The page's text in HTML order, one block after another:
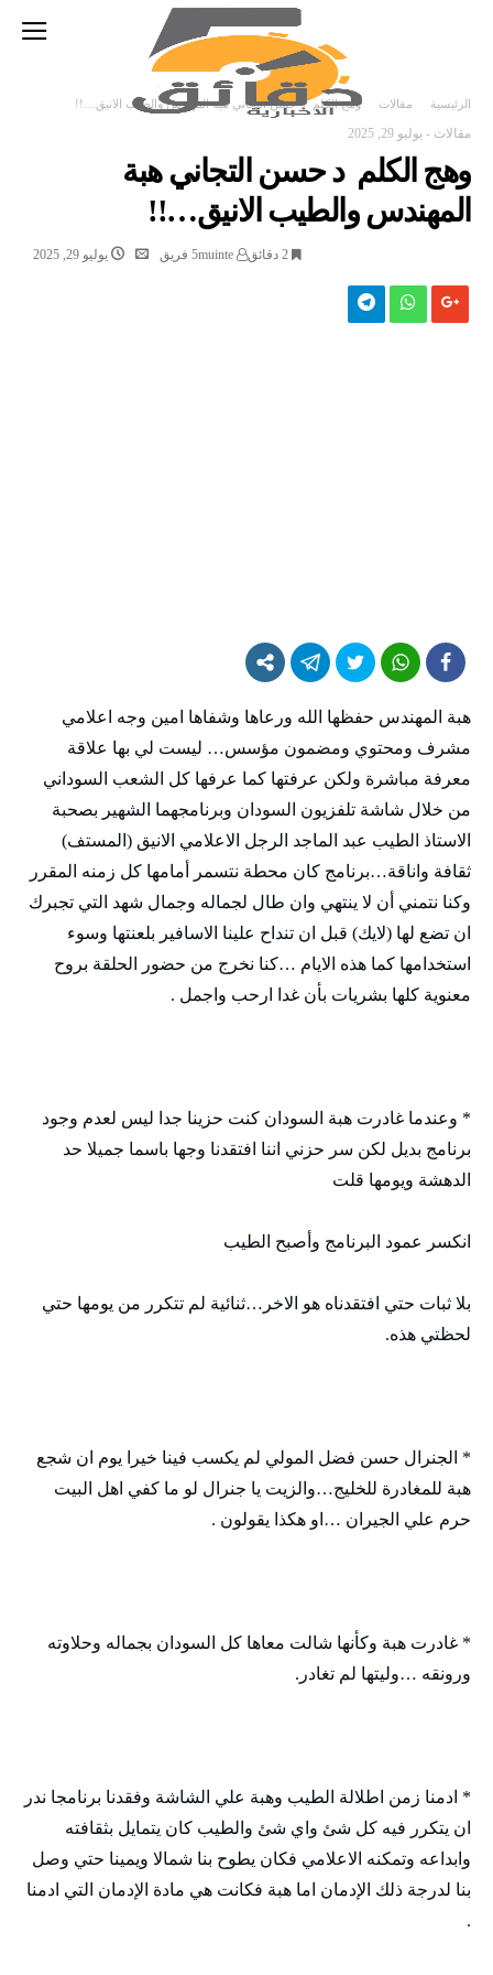
‫الرئيسية‬ مقالات وهج الكلم د حسن التجاني هبة المهندس والطيب الانيق…!!
مقالات - يوليو 29, 2025
وهج الكلم د حسن التجاني هبة
المهندس والطيب الانيق…!!
يوليو 29, 2025 2 ‫دقائق‬
هبة المهندس حفظها الله ورعاها وشفاها امين وجه اعلامي
مشرف ومحتوي ومضمون مؤسس… ليست لي بها علاقة
معرفة مباشرة ولكن عرفتها كما عرفها كل الشعب السوداني
من خلال شاشة تلفزيون السودان وبرنامجهما الشهير بصحبة
الاستاذ الطيب عبد الماجد الرجل الاعلامي الانيق (المستف)
ثقافة واناقة…برنامج كان محطة نتسمر أمامها كل زمنه المقرر
وكنا نتمني أن لا ينتهي وان طال لجماله وجمال شهد التي تجبرك
ان تضع لها (لايك) قبل ان تنداح علينا الاسافير بلعنتها وسوء
استخدامها كما هذه الايام …كنا نخرج من حضور الحلقة بروح
معنوية كلها بشريات بأن غدا ارحب واجمل .
* وعندما غادرت هبة السودان كنت حزينا جدا ليس لعدم وجود
برنامج بديل لكن سر حزني اننا افتقدنا وجها باسما جميلا حد
الدهشة ويومها قلت
انكسر عمود البرنامج وأصبح الطيب
بلا ثبات حتي افتقدناه هو الاخر…ثنائية لم تتكرر من يومها حتي
لحظتي هذه.
* الجنرال حسن فضل المولي لم يكسب فينا خيرا يوم ان شجع
هبة للمغادرة للخليج…والزيت يا جنرال لو ما كفي اهل البيت
حرم علي الجيران …او هكذا يقولون .
* غادرت هبة وكأنها شالت معاها كل السودان بجماله وحلاوته
ورونقه …وليتها لم تغادر.
* ادمنا زمن اطلالة الطيب وهبة علي الشاشة وفقدنا برنامجا ندر
ان يتكرر فيه كل شئ واي شئ والطيب كان يتمايل بثقافته
وابداعه وتمكنه الاعلامي فكان يطوح بنا شمالا ويمينا حتي وصل
بنا لدرجة ذلك الإدمان اما هبة فكانت هي مادة الإدمان التي ادمنا
.